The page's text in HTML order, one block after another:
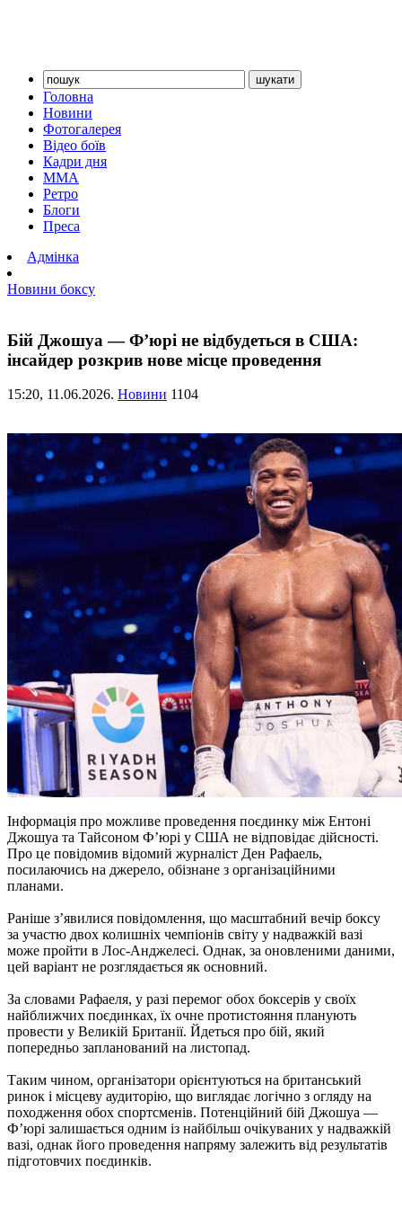
Головна
Новини
Фотогалерея
Відео боїв
Кадри дня
ММА
Ретро
Блоги
Преса
Адмінка
Новини боксу
Бій Джошуа — Ф’юрі не відбудеться в США:
інсайдер розкрив нове місце проведення
15:20, 11.06.2026. Новини 1104
Інформація про можливе проведення поєдинку між Ентоні
Джошуа та Тайсоном Ф’юрі у США не відповідає дійсності.
Про це повідомив відомий журналіст Ден Рафаель,
посилаючись на джерело, обізнане з організаційними
планами.
Раніше з’явилися повідомлення, що масштабний вечір боксу
за участю двох колишніх чемпіонів світу у надважкій вазі
може пройти в Лос-Анджелесі. Однак, за оновленими даними,
цей варіант не розглядається як основний.
За словами Рафаеля, у разі перемог обох боксерів у своїх
найближчих поєдинках, їх очне протистояння планують
провести у Великій Британії. Йдеться про бій, який
попередньо запланований на листопад.
Таким чином, організатори орієнтуються на британський
ринок і місцеву аудиторію, що виглядає логічно з огляду на
походження обох спортсменів. Потенційний бій Джошуа —
Ф’юрі залишається одним із найбільш очікуваних у надважкій
вазі, однак його проведення напряму залежить від результатів
підготовчих поєдинків.